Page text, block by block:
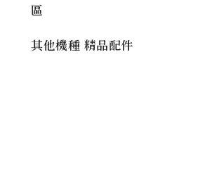
區
其他機種 精品配件